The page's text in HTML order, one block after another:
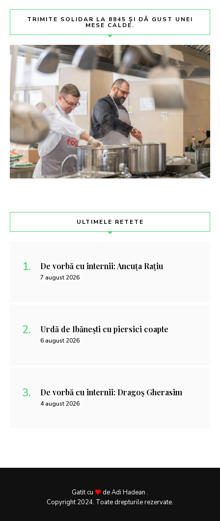
TRIMITE SOLIDAR LA 8845 ȘI DĂ GUST UNEI
MESE CALDE.
ULTIMELE RETETE
De vorbă cu internii: Ancuța Rațiu
7 august 2026
Urdă de Ibănești cu piersici coapte
6 august 2026
De vorbă cu internii: Dragoș Gherasim
4 august 2026
Gatit cu
de Adi Hadean .
Copyright 2024. Toate drepturile rezervate.